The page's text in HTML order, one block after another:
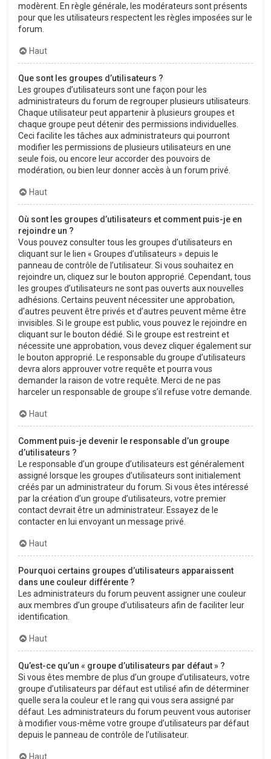
modèrent. En règle générale, les modérateurs sont présents
pour que les utilisateurs respectent les règles imposées sur le
forum.
Haut
Que sont les groupes d’utilisateurs ?
Les groupes d’utilisateurs sont une façon pour les
administrateurs du forum de regrouper plusieurs utilisateurs.
Chaque utilisateur peut appartenir à plusieurs groupes et
chaque groupe peut détenir des permissions individuelles.
Ceci facilite les tâches aux administrateurs qui pourront
modifier les permissions de plusieurs utilisateurs en une
seule fois, ou encore leur accorder des pouvoirs de
modération, ou bien leur donner accès à un forum privé.
Haut
Où sont les groupes d’utilisateurs et comment puis-je en
rejoindre un ?
Vous pouvez consulter tous les groupes d’utilisateurs en
cliquant sur le lien « Groupes d’utilisateurs » depuis le
panneau de contrôle de l’utilisateur. Si vous souhaitez en
rejoindre un, cliquez sur le bouton approprié. Cependant, tous
les groupes d’utilisateurs ne sont pas ouverts aux nouvelles
adhésions. Certains peuvent nécessiter une approbation,
d’autres peuvent être privés et d’autres peuvent même être
invisibles. Si le groupe est public, vous pouvez le rejoindre en
cliquant sur le bouton dédié. Si le groupe est restreint et
nécessite une approbation, vous devez cliquer également sur
le bouton approprié. Le responsable du groupe d’utilisateurs
devra alors approuver votre requête et pourra vous
demander la raison de votre requête. Merci de ne pas
harceler un responsable de groupe s’il refuse votre demande.
Haut
Comment puis-je devenir le responsable d’un groupe
d’utilisateurs ?
Le responsable d’un groupe d’utilisateurs est généralement
assigné lorsque les groupes d’utilisateurs sont initialement
créés par un administrateur du forum. Si vous êtes intéressé
par la création d’un groupe d’utilisateurs, votre premier
contact devrait être un administrateur. Essayez de le
contacter en lui envoyant un message privé.
Haut
Pourquoi certains groupes d’utilisateurs apparaissent
dans une couleur différente ?
Les administrateurs du forum peuvent assigner une couleur
aux membres d’un groupe d’utilisateurs afin de faciliter leur
identification.
Haut
Qu’est-ce qu’un « groupe d’utilisateurs par défaut » ?
Si vous êtes membre de plus d’un groupe d’utilisateurs, votre
groupe d’utilisateurs par défaut est utilisé afin de déterminer
quelle sera la couleur et le rang qui vous sera assigné par
défaut. Les administrateurs du forum peuvent vous autoriser
à modifier vous-même votre groupe d’utilisateurs par défaut
depuis le panneau de contrôle de l’utilisateur.
Haut